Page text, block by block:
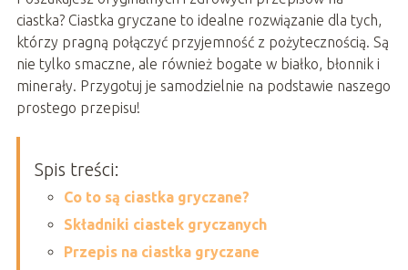
ciastka? Ciastka gryczane to idealne rozwiązanie dla tych,
którzy pragną połączyć przyjemność z pożytecznością. Są
nie tylko smaczne, ale również bogate w białko, błonnik i
minerały. Przygotuj je samodzielnie na podstawie naszego
prostego przepisu!
Spis treści:
Co to są ciastka gryczane?
Składniki ciastek gryczanych
Przepis na ciastka gryczane